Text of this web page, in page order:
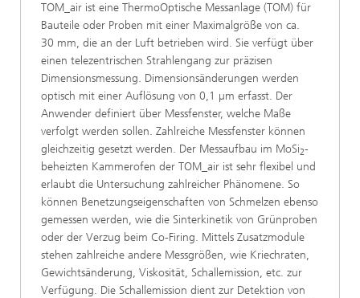
TOM_air ist eine ThermoOptische Messanlage (TOM) für
Bauteile oder Proben mit einer Maximalgröße von ca.
30 mm, die an der Luft betrieben wird. Sie verfügt über
einen telezentrischen Strahlengang zur präzisen
Dimensionsmessung. Dimensionsänderungen werden
optisch mit einer Auflösung von 0,1 µm erfasst. Der
Anwender definiert über Messfenster, welche Maße
verfolgt werden sollen. Zahlreiche Messfenster können
gleichzeitig gesetzt werden. Der Messaufbau im MoSi2-
beheizten Kammerofen der TOM_air ist sehr flexibel und
erlaubt die Untersuchung zahlreicher Phänomene. So
können Benetzungseigenschaften von Schmelzen ebenso
gemessen werden, wie die Sinterkinetik von Grünproben
oder der Verzug beim Co-Firing. Mittels Zusatzmodule
stehen zahlreiche andere Messgrößen, wie Kriechraten,
Gewichtsänderung, Viskosität, Schallemission, etc. zur
Verfügung. Die Schallemission dient zur Detektion von